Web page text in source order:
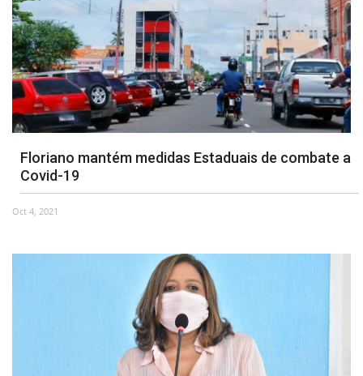
Floriano mantém medidas Estaduais de combate a
Covid-19
Oct 4, 2021